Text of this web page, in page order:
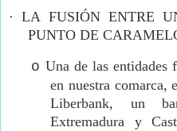
·
LA FUSIÓN ENTRE
PUNTO DE
o Una de las entidades
en nuestra comarca,
Liberbank, un
Extremadura y